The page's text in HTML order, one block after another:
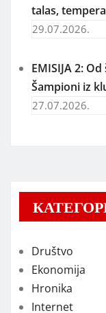
talas,
29.07.2026.
EMISIJA 2:
Šampioni iz
27.07.2026.
Društvo
Ekonomija
Hronika
Internet